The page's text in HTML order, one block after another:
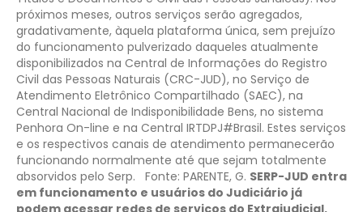
próximos meses, outros serviços serão agregados,
gradativamente, àquela plataforma única, sem prejuízo
do funcionamento pulverizado daqueles atualmente
disponibilizados na Central de Informações do Registro
Civil das Pessoas Naturais (CRC-JUD), no Serviço de
Atendimento Eletrônico Compartilhado (SAEC), na
Central Nacional de Indisponibilidade Bens, no sistema
Penhora On-line e na Central IRTDPJ#Brasil. Estes serviços
e os respectivos canais de atendimento permanecerão
funcionando normalmente até que sejam totalmente
absorvidos pelo Serp.
Fonte: PARENTE, G. SERP-JUD entra
em funcionamento e usuários do Judiciário já
podem acessar redes de serviços do Extrajudicial.